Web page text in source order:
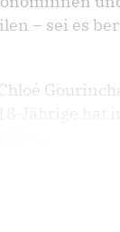
– sei es